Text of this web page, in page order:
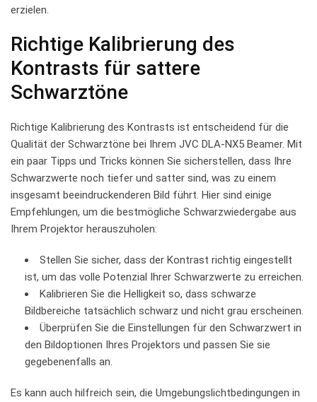
erzielen.
Richtige Kalibrierung des
Kontrasts für sattere
Schwarztöne
Richtige Kalibrierung des Kontrasts ist entscheidend ​für die
Qualität‌ der Schwarztöne bei⁢ Ihrem JVC DLA-NX5 ‌Beamer. Mit
ein paar Tipps‍ und ⁤Tricks ⁢können Sie sicherstellen, dass Ihre
Schwarzwerte ⁢noch tiefer und satter sind, was zu einem
insgesamt beeindruckenderen⁢ Bild führt. Hier​ sind‌ einige
⁢Empfehlungen,⁣ um die bestmögliche Schwarzwiedergabe aus
Ihrem Projektor⁢ herauszuholen:
Stellen Sie ⁢sicher, dass​ der Kontrast richtig eingestellt
⁤ist, um das volle Potenzial Ihrer Schwarzwerte‌ zu erreichen.
Kalibrieren Sie⁤ die Helligkeit so, dass ⁤schwarze
Bildbereiche⁤ tatsächlich ⁤schwarz und nicht grau‌ erscheinen.
Überprüfen⁣ Sie die ​Einstellungen für den Schwarzwert in
‍den Bildoptionen Ihres Projektors und passen Sie sie
gegebenenfalls an.
Es ‌kann auch hilfreich sein, die Umgebungslichtbedingungen⁢ in